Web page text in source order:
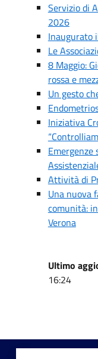
Servizio di
2026
Inaugurato
Le
8 Maggio:
rossa e
Un gesto
Iniziativa
Attività di
Una nuova
comunità:
Verona
Ultimo
16:24